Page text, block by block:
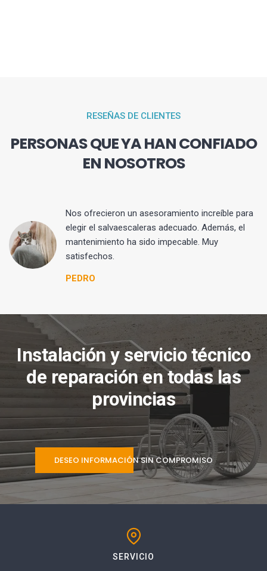
RESEÑAS DE CLIENTES
PERSONAS QUE YA HAN CONFIADO
EN NOSOTROS
Nos ofrecieron un asesoramiento increíble para
elegir el salvaescaleras adecuado. Además, el
mantenimiento ha sido impecable. Muy
satisfechos.
PEDRO
Instalación y servicio técnico
de reparación en todas las
provincias
DESEO INFORMACIÓN SIN COMPROMISO
SERVICIO